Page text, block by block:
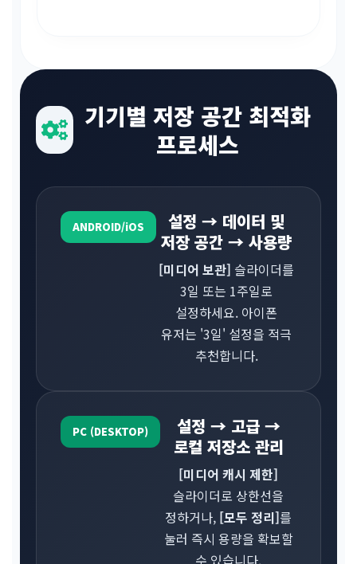
기기별 저장 공간 최적화
프로세스
ANDROID/iOS
설정 → 데이터 및
저장 공간 → 사용량
[미디어 보관] 슬라이더를
3일 또는 1주일로
설정하세요. 아이폰
유저는 '3일' 설정을 적극
추천합니다.
PC (DESKTOP)
설정 → 고급 →
로컬 저장소 관리
[미디어 캐시 제한]
슬라이더로 상한선을
정하거나, [모두 정리]를
눌러 즉시 용량을 확보할
수 있습니다.